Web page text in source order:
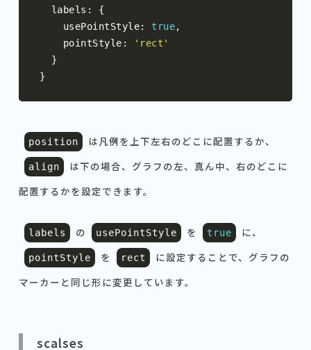
  labels
:
{
    usePointStyle
: true,
    pointStyle
:
'rect'
}
}
position は凡例を上下左右のどこに配置するか、
align
は下の場合、グラフの左、真ん中、右のどこに
配置するかを設定できます。
labels の usePointStyle を true に、
pointStyle を rect
に設定することで、グラフの
マーカーと同じ形に変更しています。
scalses